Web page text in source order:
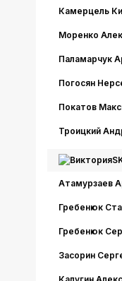
Камерцель
Моренко
Паламарчук
Погосян
Покатов
Троицкий
Атамурзаев
Гребенюк
Гребенюк
Засорин